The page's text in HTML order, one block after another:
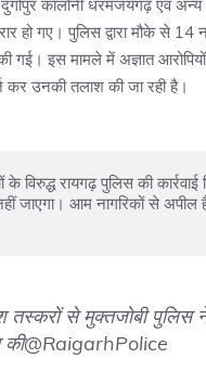
कॉलोनी धरमजयगढ़ एवं अन्य
गए। पुलिस द्वारा मौके से 14
गई। इस मामले में अज्ञात
कर उनकी तलाश की जा रही है।
जाएगा। आम नागरिकों से अपील
तस्करों से मुक्तजोबी पुलिस
@RaigarhPolice